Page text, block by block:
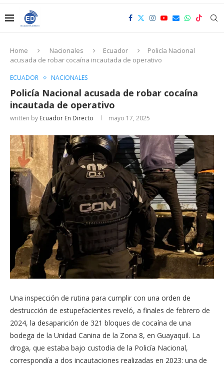
Home Nacionales Ecuador
Policía Nacional
acusada de robar cocaína incautada de operativo
ECUADOR NACIONALES
Policía Nacional acusada de robar cocaína
incautada de operativo
written by Ecuador En Directo mayo 17, 2025
Una inspección de rutina para cumplir con una orden de
destrucción de estupefacientes reveló, a finales de febrero de
2024, la desaparición de 321 bloques de cocaína de una
bodega de la Unidad Canina de la Zona 8, en Guayaquil. La
droga, que estaba bajo custodia de la Policía Nacional,
correspondía a dos incautaciones realizadas en 2023: una de